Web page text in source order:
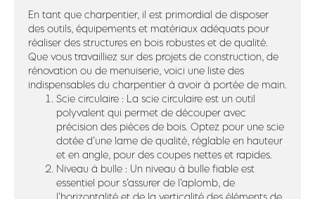
En tant que charpentier, il est primordial de disposer
des outils, équipements et matériaux adéquats pour
réaliser des structures en bois robustes et de qualité.
Que vous travailliez sur des projets de construction, de
rénovation ou de menuiserie, voici une liste des
indispensables du charpentier à avoir à portée de main.
Scie circulaire : La scie circulaire est un outil
polyvalent qui permet de découper avec
précision des pièces de bois. Optez pour une scie
dotée d’une lame de qualité, réglable en hauteur
et en angle, pour des coupes nettes et rapides.
Niveau à bulle : Un niveau à bulle fiable est
essentiel pour s’assurer de l’aplomb, de